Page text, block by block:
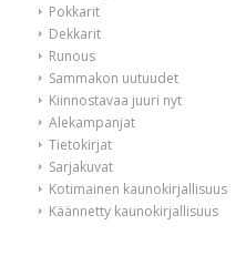
Pokkarit
Dekkarit
Runous
Sammakon uutuudet
Kiinnostavaa juuri nyt
Alekampanjat
Tietokirjat
Sarjakuvat
Kotimainen kaunokirjallisuus
Käännetty kaunokirjallisuus